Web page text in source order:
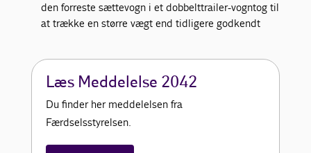
den forreste sættevogn i et dobbelttrailer-vogntog til
at trække en større vægt end tidligere godkendt
Læs Meddelelse 2042
Du finder her meddelelsen fra
Færdselsstyrelsen.